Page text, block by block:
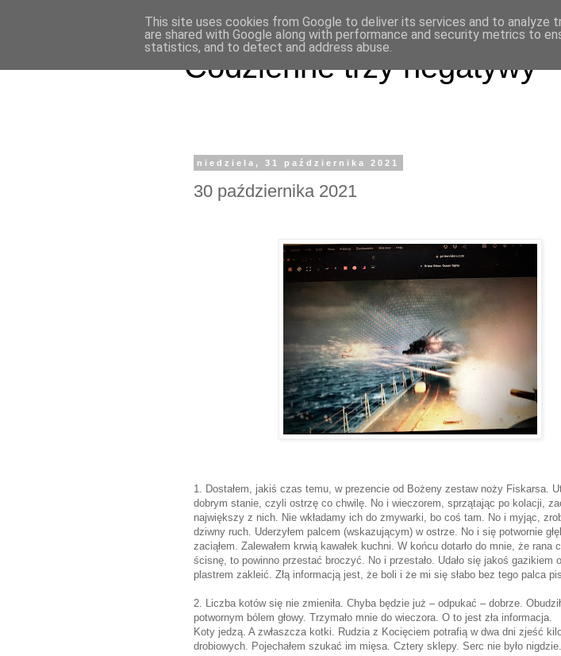
Codzienne trzy negatywy
niedziela, 31 października 2021
30 października 2021
1. Dostałem, jakiś czas temu, w prezencie od Bożeny zestaw noży Fiskarsa.
dobrym stanie, czyli ostrzę co chwilę. No i wieczorem, sprzątając po kolacji,
największy z nich. Nie wkładamy ich do zmywarki, bo coś tam. No i myjąc,
dziwny ruch. Uderzyłem palcem (wskazującym) w ostrze. No i się potwornie
zaciąłem. Zalewałem krwią kawałek kuchni. W końcu dotarło do mnie, że rana
ścisnę, to powinno przestać broczyć. No i przestało. Udało się jakoś gazikiem
plastrem zakleić. Złą informacją jest, że boli i że mi się słabo bez tego palca
2. Liczba kotów się nie zmieniła. Chyba będzie już – odpukać – dobrze.
potwornym bólem głowy. Trzymało mnie do wieczora. O to jest zła informacja.
Koty jedzą. A zwłaszcza kotki. Rudzia z Kocięciem potrafią w dwa dni zjeść
drobiowych. Pojechałem szukać im mięsa. Cztery sklepy. Serc nie było
This site uses cookies from Google to deliver its services and to analyze
are shared with Google along with performance and security metrics to
statistics, and to detect and address abuse.